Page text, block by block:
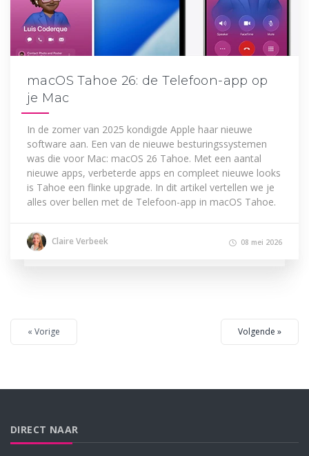
macOS Tahoe 26: de Telefoon-app op
je Mac
In de zomer van 2025 kondigde Apple haar nieuwe
software aan. Een van de nieuwe besturingssystemen
was die voor Mac: macOS 26 Tahoe. Met een aantal
nieuwe apps, verbeterde apps en compleet nieuwe looks
is Tahoe een flinke upgrade. In dit artikel vertellen we je
alles over bellen met de Telefoon-app in macOS Tahoe.
Claire Verbeek 08 mei 2026
« Vorige Volgende »
DIRECT NAAR